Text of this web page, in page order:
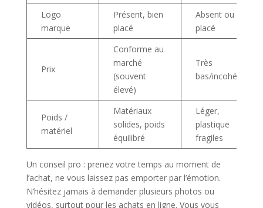
Logo
marque
Présent, bien
placé
Absent ou mal
placé
Prix
Conforme au
marché
(souvent
élevé)
Très
bas/incohérent
Poids /
matériel
Matériaux
solides, poids
équilibré
Léger,
plastique
fragiles
Un conseil pro : prenez votre temps au moment de
l’achat, ne vous laissez pas emporter par l’émotion.
N’hésitez jamais à demander plusieurs photos ou
vidéos, surtout pour les achats en ligne. Vous vous